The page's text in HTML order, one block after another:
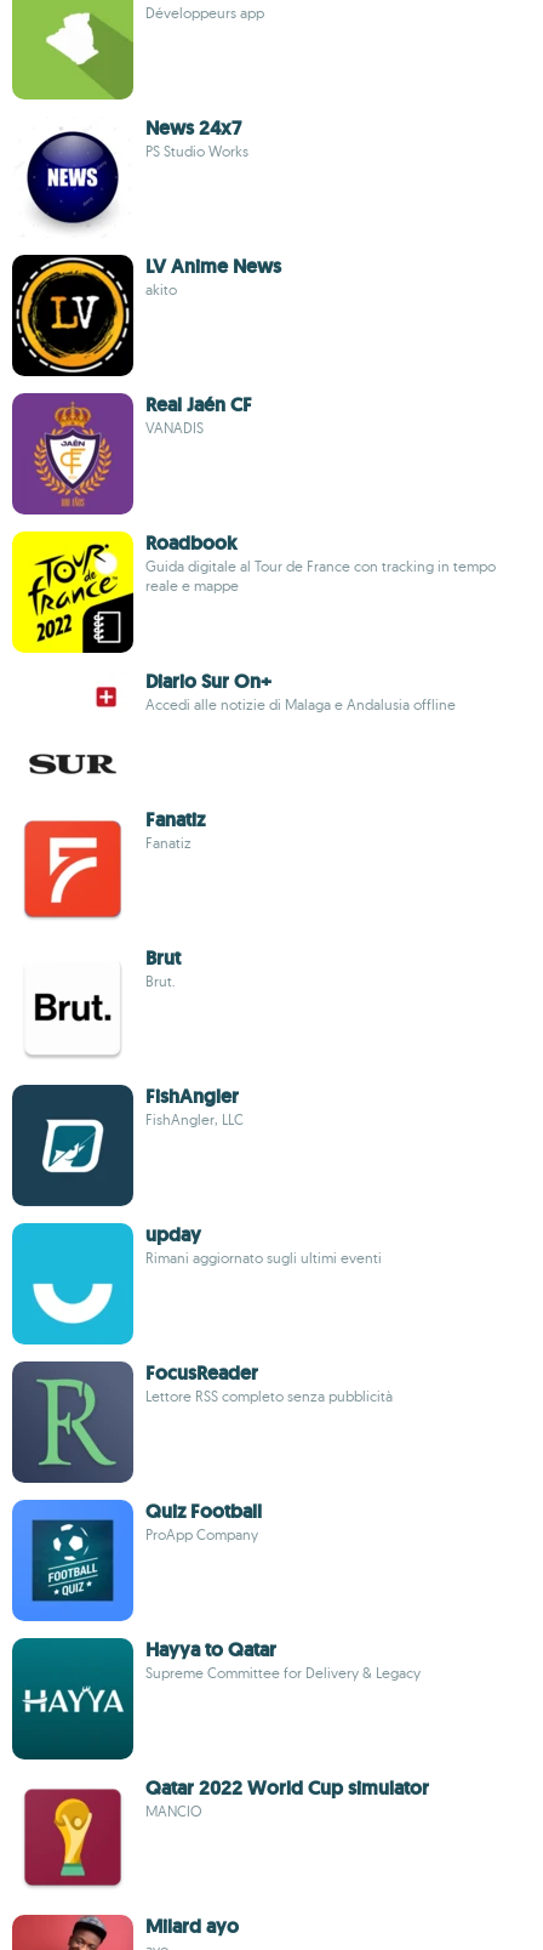
Développeurs app
News 24x7
PS Studio Works
LV Anime News
akito
Real Jaén CF
VANADIS
Roadbook
Guida digitale al Tour de France con tracking in tempo
reale e mappe
Diario Sur On+
Accedi alle notizie di Malaga e Andalusia offline
Fanatiz
Fanatiz
Brut
Brut.
FishAngler
FishAngler, LLC
upday
Rimani aggiornato sugli ultimi eventi
FocusReader
Lettore RSS completo senza pubblicità
Quiz Football
ProApp Company
Hayya to Qatar
Supreme Committee for Delivery & Legacy
Qatar 2022 World Cup simulator
MANCIO
Milard ayo